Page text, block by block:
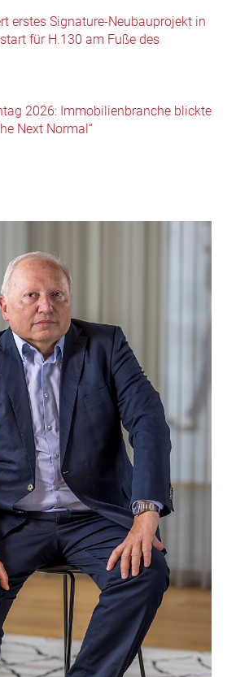
erstes Signature-Neubauprojekt in
für H.130 am Fuße des
2026: Immobilienbranche blickte
Next Normal“